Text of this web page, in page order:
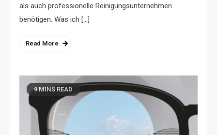
als auch professionelle Reinigungsunternehmen
benötigen. Was ich […]
Read More
9 MINS READ